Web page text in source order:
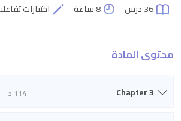
36 درس 8 ساعة اختبارات
محتوى المادة
Chapter 3 114 د